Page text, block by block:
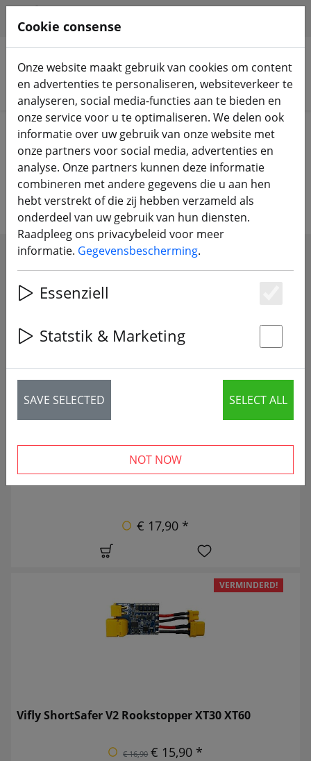
Zoek producten
Home Accessoires Gereedschap
Gereedschap, lijm en apparatuur
voor de werkplaats
28 articles
NIEUW
€ 17,90 *
VERMINDERD!
Vifly ShortSafer V2 Rookstopper XT30 XT60
€ 16,90 € 15,90 *
Cookie consense
Onze website maakt gebruik van cookies om content
en advertenties te personaliseren, websiteverkeer te
analyseren, social media-functies aan te bieden en
onze service voor u te optimaliseren. We delen ook
informatie over uw gebruik van onze website met
onze partners voor social media, advertenties en
analyse. Onze partners kunnen deze informatie
combineren met andere gegevens die u aan hen
hebt verstrekt of die zij hebben verzameld als
onderdeel van uw gebruik van hun diensten.
Raadpleeg ons privacybeleid voor meer
informatie. Gegevensbescherming.
Essenziell
Statstik & Marketing
SAVE SELECTED SELECT ALL
NOT NOW